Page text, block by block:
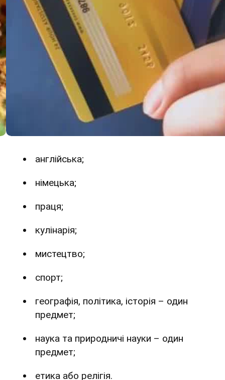
англійська;
німецька;
праця;
кулінарія;
мистецтво;
спорт;
географія, політика, історія – один
предмет;
наука та природничі науки – один
предмет;
етика або релігія.